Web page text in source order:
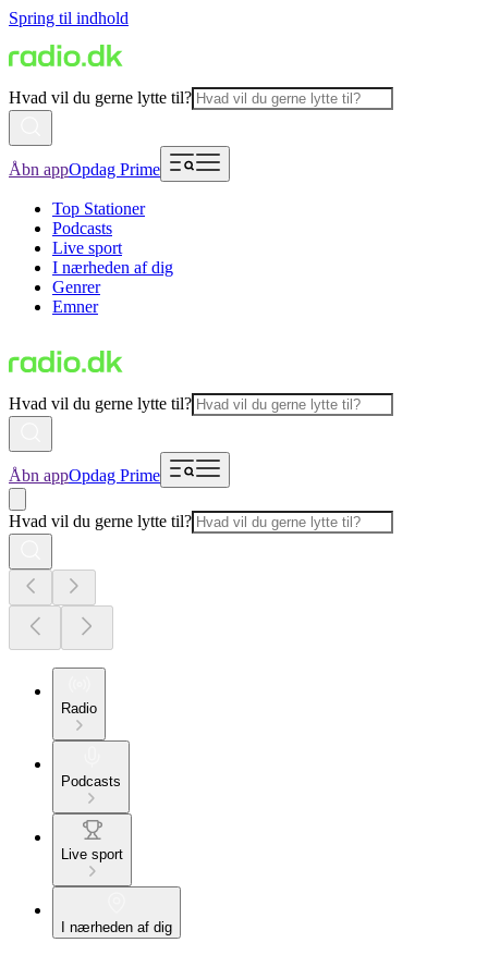
Spring til indhold
Hvad vil du gerne lytte til?
Åbn appOpdag Prime
Top Stationer
Podcasts
Live sport
I nærheden af dig
Genrer
Emner
Hvad vil du gerne lytte til?
Åbn appOpdag Prime
Hvad vil du gerne lytte til?
Radio
Podcasts
Live sport
I nærheden af dig